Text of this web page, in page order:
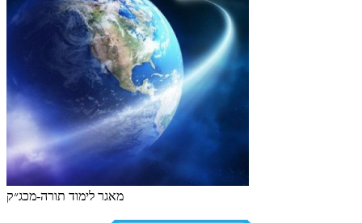
מאגר לימוד תורה-מכג״ק